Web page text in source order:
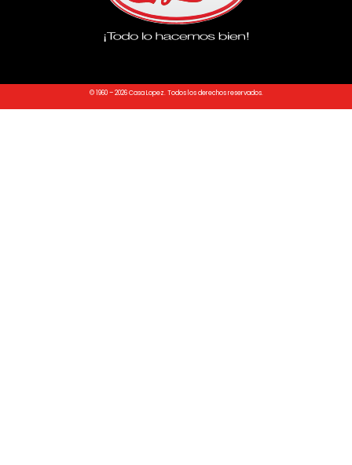
© 1960 – 2026 Casa Lopez. Todos los derechos reservados.